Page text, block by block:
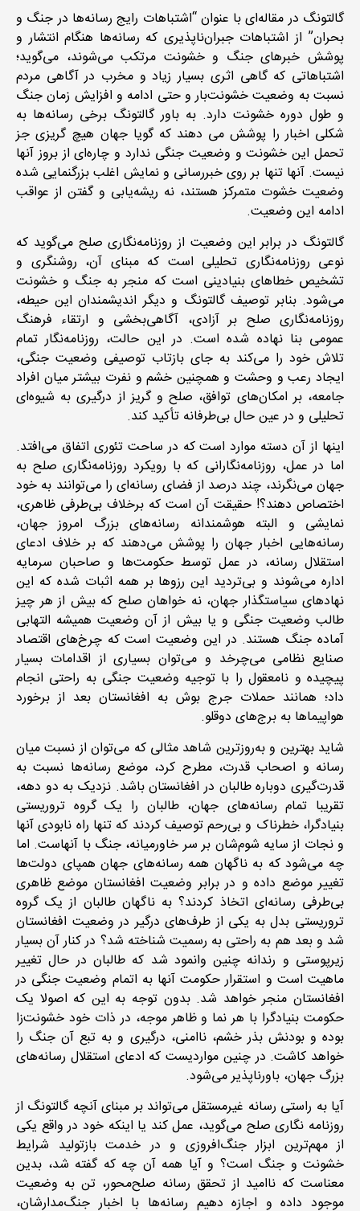
گالتونگ در مقاله‌ای با عنوان “اشتباهات رایج رسانه‌ها در جنگ و
بحران” از اشتباهات جبران‌ناپذیری که رسانه‌ها هنگام انتشار و
پوشش خبرهای جنگ و خشونت مرتکب می‌شوند، می‌گوید؛
اشتباهاتی که گاهی اثری بسیار زیاد و مخرب در آگاهی مردم
نسبت به وضعیت خشونت‌بار و حتی ادامه و افزایش زمان جنگ
و طول دوره خشونت دارد. به باور گالتونگ برخی رسانه‌ها به
شکلی اخبار را پوشش می دهند که گویا جهان هیچ گریزی جز
تحمل این خشونت و وضعیت جنگی ندارد و چاره‌ای از بروز آنها
نیست. آنها تنها بر روی خبررسانی و نمایش اغلب بزرگنمایی شده
وضعیت خشوت متمرکز هستند، نه ریشه‌یابی و گفتن از عواقب
ادامه این وضعیت.
گالتونگ در برابر این وضعیت از روزنامه‌نگاری صلح می‌گوید که
نوعی روزنامه‌نگاری تحلیلی است که مبنای آن، روشنگری و
تشخیص خطاهای بنیادینی است که منجر به جنگ و خشونت
می‌شود. بنابر توصیف گالتونگ و دیگر اندیشمندان این حیطه،
روزنامه‌نگاری صلح بر آزادی، آگاهی‌بخشی و ارتقاء فرهنگ
عمومی بنا نهاده شده است. در این حالت، روزنامه‌نگار تمام
تلاش خود را می‌کند به جای بازتاب توصیفی وضعیت جنگی،
ایجاد رعب و وحشت و همچنین خشم و نفرت بیشتر میان افراد
جامعه، بر امکان‌های توافق، صلح و گریز از درگیری به شیوه‌ای
تحلیلی و در عین حال بی‌طرفانه تأکید کند.
اینها از آن دسته موارد است که در ساحت تئوری اتفاق می‌افتد.
اما در عمل، روزنامه‌نگارانی که با رویکرد روزنامه‌نگاری صلح به
جهان می‌نگرند، چند درصد از فضای رسانه‌ای را می‌توانند به خود
اختصاص دهند؟! حقیقت آن است که برخلاف بی‌طرفی ظاهری،
نمایشی و البته هوشمندانه رسانه‌های بزرگ امروز جهان،
رسانه‌هایی اخبار جهان را پوشش می‌دهند که بر خلاف ادعای
استقلال رسانه، در عمل توسط حکومت‌ها و صاحبان سرمایه
اداره می‌شوند و بی‌تردید این رزوها بر همه اثبات شده که این
نهادهای سیاستگذار جهان، نه خواهان صلح که بیش از هر چیز
طالب وضعیت جنگی و یا بیش از آن وضعیت همیشه التهابی
آماده جنگ هستند. در این وضعیت است که چرخ‌های اقتصاد
صنایع نظامی می‌چرخد و می‌توان بسیاری از اقدامات بسیار
پیچیده و نامعقول را با توجیه وضعیت جنگی به راحتی انجام
داد؛ همانند حملات جرج بوش به افغانستان بعد از برخورد
هواپیماها به برج‌های دوقلو.
شاید بهترین و به‌روزترین شاهد مثالی که می‌توان از نسبت میان
رسانه و اصحاب قدرت، مطرح کرد، موضع رسانه‌ها نسبت به
قدرت‌گیری دوباره طالبان در افغانستان باشد. نزدیک به دو دهه،
تقریبا تمام رسانه‌های جهان، طالبان را یک گروه تروریستی
بنیادگرا، خطرناک و بی‌رحم توصیف کردند که تنها راه نابودی آنها
و نجات از سایه شوم‌شان بر سر خاورمیانه، جنگ با آنهاست. اما
چه می‌شود که به ناگهان همه رسانه‌های جهان همپای دولت‌ها
تغییر موضع داده و در برابر وضعیت افغانستان موضع ظاهری
بی‌طرفی رسانه‌ای اتخاذ کردند؟ به ناگهان طالبان از یک گروه
تروریستی بدل به یکی از طرف‌های درگیر در وضعیت افغانستان
شد و بعد هم به راحتی به رسمیت شناخته شد؟ در کنار آن بسیار
زیرپوستی و رندانه چنین وانمود شد که طالبان در حال تغییر
ماهیت است و استقرار حکومت آنها به اتمام وضعیت جنگی در
افغانستان منجر خواهد شد. بدون توجه به این که اصولا یک
حکومت بنیادگرا با هر نما و ظاهر موجه، در ذات خود خشونت‌زا
بوده و بودنش بذر خشم، ناامنی، درگیری و به تبع آن جنگ را
خواهد کاشت. در چنین مواردیست که ادعای استقلال رسانه‌های
بزرگ جهان، باورناپذیر می‌شود.
آیا به راستی رسانه‌ غیرمستقل می‌تواند بر مبنای آنچه گالتونگ از
روزنامه نگاری صلح می‌گوید، عمل کند یا اینکه خود در واقع یکی
از مهم‌ترین ابزار جنگ‌افروزی و در خدمت بازتولید شرایط
خشونت و جنگ است؟ و آیا همه آن چه که گفته شد، بدین
معناست که ناامید از تحقق رسانه صلح‌محور، تن به وضعیت
موجود داده و اجازه دهیم رسانه‌ها با اخبار جنگ‌مدارشان،